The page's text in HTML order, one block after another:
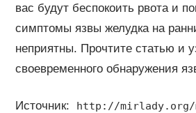
вас будут беспокоить рвота и
симптомы язвы желудка на
неприятны. Прочтите статью и
своевременного обнаружения
Источник:
http://mirlady.org/